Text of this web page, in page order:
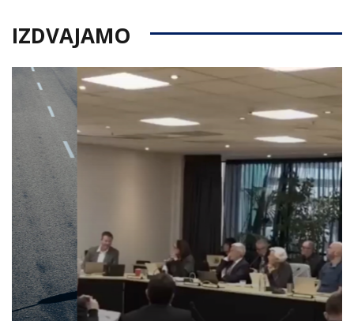
IZDVAJAMO